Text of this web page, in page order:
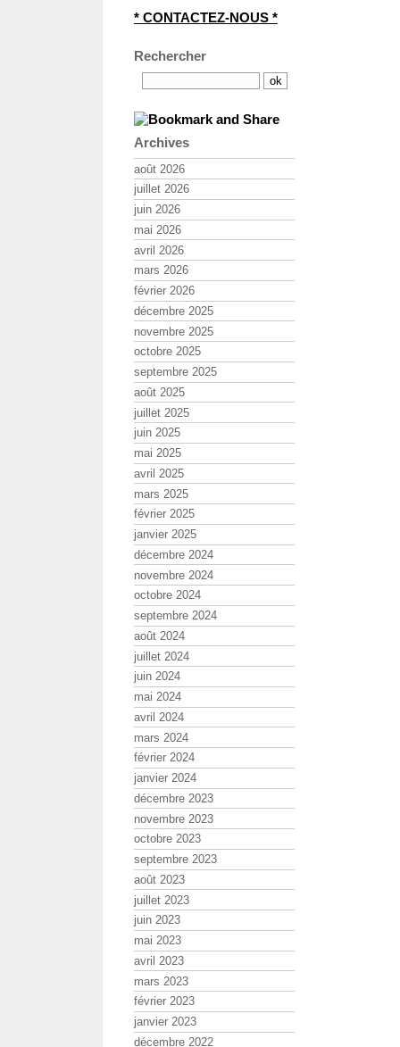
* CONTACTEZ-NOUS *
Rechercher
Archives
août 2026
juillet 2026
juin 2026
mai 2026
avril 2026
mars 2026
février 2026
décembre 2025
novembre 2025
octobre 2025
septembre 2025
août 2025
juillet 2025
juin 2025
mai 2025
avril 2025
mars 2025
février 2025
janvier 2025
décembre 2024
novembre 2024
octobre 2024
septembre 2024
août 2024
juillet 2024
juin 2024
mai 2024
avril 2024
mars 2024
février 2024
janvier 2024
décembre 2023
novembre 2023
octobre 2023
septembre 2023
août 2023
juillet 2023
juin 2023
mai 2023
avril 2023
mars 2023
février 2023
janvier 2023
décembre 2022